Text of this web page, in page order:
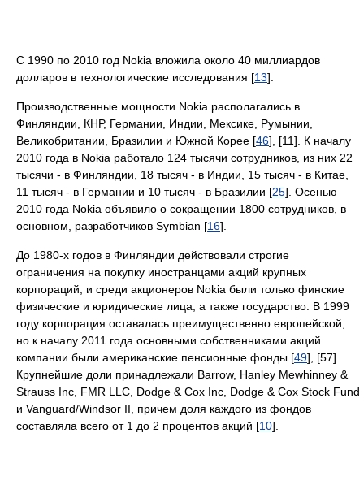
С 1990 по 2010 год Nokia вложила около 40 миллиардов
долларов в технологические исследования [13].
Производственные мощности Nokia располагались в
Финляндии, КНР, Германии, Индии, Мексике, Румынии,
Великобритании, Бразилии и Южной Корее [46], [11]. К началу
2010 года в Nokia работало 124 тысячи сотрудников, из них 22
тысячи - в Финляндии, 18 тысяч - в Индии, 15 тысяч - в Китае,
11 тысяч - в Германии и 10 тысяч - в Бразилии [25]. Осенью
2010 года Nokia объявило о сокращении 1800 сотрудников, в
основном, разработчиков Symbian [16].
До 1980-х годов в Финляндии действовали строгие
ограничения на покупку иностранцами акций крупных
корпораций, и среди акционеров Nokia были только финские
физические и юридические лица, а также государство. В 1999
году корпорация оставалась преимущественно европейской,
но к началу 2011 года основными собственниками акций
компании были американские пенсионные фонды [49], [57].
Крупнейшие доли принадлежали Barrow, Hanley Mewhinney &
Strauss Inc, FMR LLC, Dodge & Cox Inc, Dodge & Cox Stock Fund
и Vanguard/Windsor II, причем доля каждого из фондов
составляла всего от 1 до 2 процентов акций [10].